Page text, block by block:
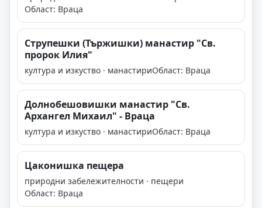
Област: Враца
Струпешки (Тържишки) манастир "Св.
пророк Илия"
култура и изкуство · манастириОбласт: Враца
Долнобешовишки манастир "Св.
Архангел Михаил" - Враца
култура и изкуство · манастириОбласт: Враца
Цаконишка пещера
природни забележителности · пещери
Област: Враца